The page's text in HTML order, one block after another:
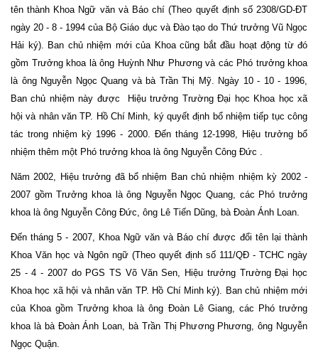
tên thành Khoa Ngữ văn và Báo chí (Theo quyết định số 2308/GD-ĐT
ngày 20 - 8 - 1994 của Bộ Giáo dục và Đào tạo do Thứ trưởng Vũ Ngọc
Hải ký). Ban chủ nhiệm mới của Khoa cũng bắt đầu hoạt động từ đó
gồm Trưởng khoa là ông Huỳnh Như Phương và các Phó trưởng khoa
là ông Nguyễn Ngọc Quang và bà Trần Thị Mỹ. Ngày 10 - 10 - 1996,
Ban chủ nhiệm này được Hiệu trưởng Trường Đại học Khoa học xã
hội và nhân văn TP. Hồ Chí Minh, ký quyết định bổ nhiệm tiếp tục công
tác trong nhiệm kỳ 1996 - 2000. Đến tháng 12-1998, Hiệu trưởng bổ
nhiệm thêm một Phó trưởng khoa là ông Nguyễn Công Đức .
Năm 2002, Hiệu trưởng đã bổ nhiệm Ban chủ nhiệm nhiệm kỳ 2002 -
2007 gồm Trưởng khoa là ông Nguyễn Ngọc Quang, các Phó trưởng
khoa là ông Nguyễn Công Đức, ông Lê Tiến Dũng, bà Đoàn Ánh Loan.
Đến tháng 5 - 2007, Khoa Ngữ văn và Báo chí được đổi tên lại thành
Khoa Văn học và Ngôn ngữ (Theo quyết định số 111/QĐ - TCHC ngày
25 - 4 - 2007 do PGS TS Võ Văn Sen, Hiệu trưởng Trường Đại học
Khoa học xã hội và nhân văn TP. Hồ Chí Minh ký). Ban chủ nhiệm mới
của Khoa gồm Trưởng khoa là ông Đoàn Lê Giang, các Phó trưởng
khoa là bà Đoàn Ánh Loan, bà Trần Thị Phương Phương, ông Nguyễn
Ngọc Quận.